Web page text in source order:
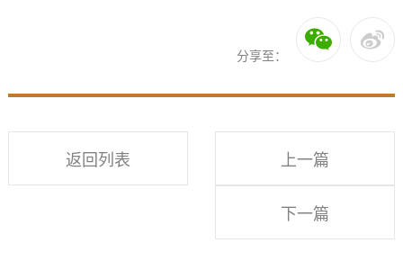
分享至：
返回列表 上一篇
下一篇